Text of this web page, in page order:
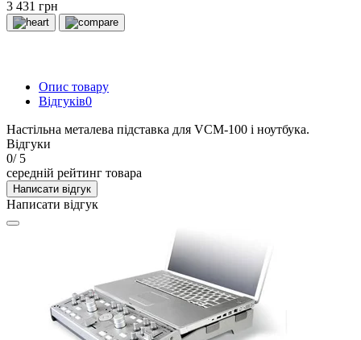
3 431 грн
Опис товару
Відгуків0
Настільна металева підставка для VCM-100 і ноутбука.
Відгуки
0/ 5
середній рейтинг товара
Написати відгук
Написати відгук